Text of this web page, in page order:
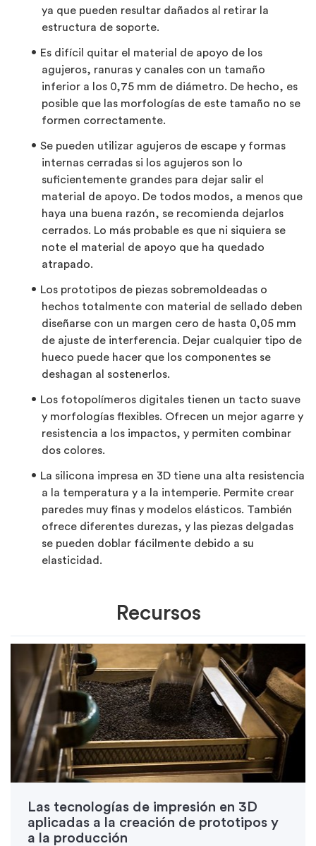
ya que pueden resultar dañados al retirar la
estructura de soporte.
Es difícil quitar el material de apoyo de los
agujeros, ranuras y canales con un tamaño
inferior a los 0,75 mm de diámetro. De hecho, es
posible que las morfologías de este tamaño no se
formen correctamente.
Se pueden utilizar agujeros de escape y formas
internas cerradas si los agujeros son lo
suficientemente grandes para dejar salir el
material de apoyo. De todos modos, a menos que
haya una buena razón, se recomienda dejarlos
cerrados. Lo más probable es que ni siquiera se
note el material de apoyo que ha quedado
atrapado.
Los prototipos de piezas sobremoldeadas o
hechos totalmente con material de sellado deben
diseñarse con un margen cero de hasta 0,05 mm
de ajuste de interferencia. Dejar cualquier tipo de
hueco puede hacer que los componentes se
deshagan al sostenerlos.
Los fotopolímeros digitales tienen un tacto suave
y morfologías flexibles. Ofrecen un mejor agarre y
resistencia a los impactos, y permiten combinar
dos colores.
La silicona impresa en 3D tiene una alta resistencia
a la temperatura y a la intemperie. Permite crear
paredes muy finas y modelos elásticos. También
ofrece diferentes durezas, y las piezas delgadas
se pueden doblar fácilmente debido a su
elasticidad.
Recursos
Las tecnologías de impresión en 3D
aplicadas a la creación de prototipos y
a la producción